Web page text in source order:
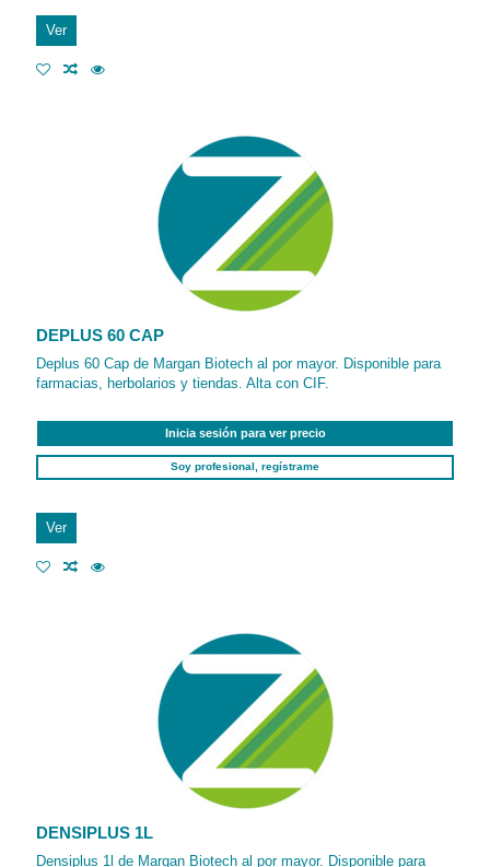
Ver
DEPLUS 60 CAP
Deplus 60 Cap de Margan Biotech al por mayor. Disponible para
farmacias, herbolarios y tiendas. Alta con CIF.
Inicia sesión para ver precio
Soy profesional, regístrame
Ver
DENSIPLUS 1L
Densiplus 1l de Margan Biotech al por mayor. Disponible para